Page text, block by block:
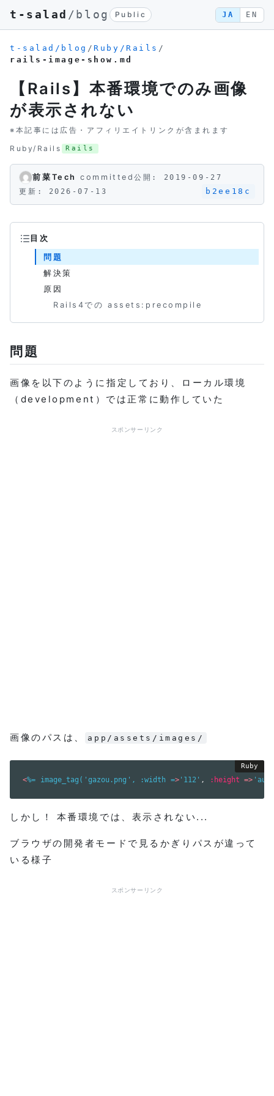
t-salad /blog Public JA EN
t-salad/blog /Ruby/Rails /
rails-image-show.md
【Rails】本番環境でのみ画像
が表示されない
※本記事には広告・アフィリエイトリンクが含まれます
Ruby/Rails Rails
前菜Tech committed公開: 2019-09-27
更新: 2026-07-13
b2ee18c
問題
画像を以下のように指定しており、ローカル環境
（development）では正常に動作していた
スポンサーリンク
画像のパスは、 app/assets/images/
<%= image_tag('gazou.png', :width =>'112' , :height =>
しかし！ 本番環境では、表示されない...
ブラウザの開発者モードで見るかぎりパスが違って
いる様子
スポンサーリンク
目次
問題
解決策
原因
Rails4での assets:precompile